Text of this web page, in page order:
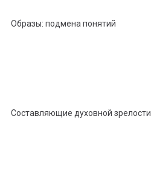
Образы: подмена понятий
Составляющие духовной зрелости